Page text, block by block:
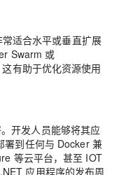
适合水平或垂直扩展
Swarm 或
有助于优化资源使用
开发人员能够将其应
署到任何与 Docker 兼
等云平台，甚至 IOT
应用程序的发布周